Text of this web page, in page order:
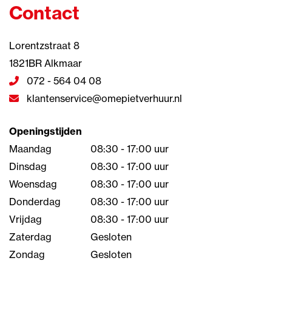
Contact
Lorentzstraat 8
1821BR Alkmaar
072 - 564 04 08
klantenservice@omepietverhuur.nl
Openingstijden
Maandag
08:30 - 17:00 uur
Dinsdag
08:30 - 17:00 uur
Woensdag
08:30 - 17:00 uur
Donderdag
08:30 - 17:00 uur
Vrijdag
08:30 - 17:00 uur
Zaterdag
Gesloten
Zondag
Gesloten